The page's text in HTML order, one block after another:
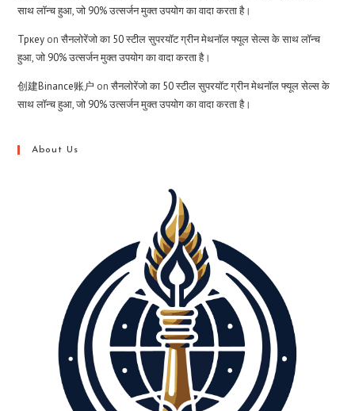
साथ लॉन्च हुआ, जो 90% उत्सर्जन मुक्त उपयोग का वादा करता है।
Тркеу onसैनलोरेंजो का 50 स्टील सुपरयॉट ग्रीन मेथनॉल फ्यूल सेल्स के साथ लॉन्च
हुआ, जो 90% उत्सर्जन मुक्त उपयोग का वादा करता है।
创建Binance账户 onसैनलोरेंजो का 50 स्टील सुपरयॉट ग्रीन मेथनॉल फ्यूल सेल्स के
साथ लॉन्च हुआ, जो 90% उत्सर्जन मुक्त उपयोग का वादा करता है।
About Us